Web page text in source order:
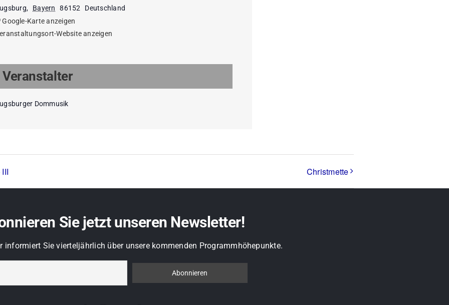
, Bayern 86152
Deutschland
Google-Karte anzeigen
Website anzeigen
Veranstalter
Dommusik
Christmette
Sie jetzt unseren Newsletter!
informiert Sie vierteljährlich über unsere kommenden Programmhöhepunkte.